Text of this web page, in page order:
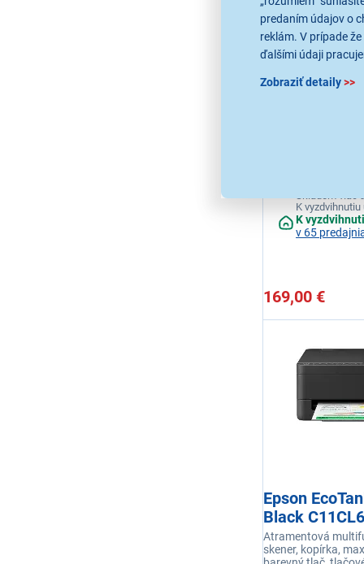
predaním údajov o
reklám. V prípade
ďalšími údaji
Zobraziť detaily>>
K vyzdvihnutiu
K
v 65
169,00 €
Epson
Black
Atramentová
skener, kopírka,